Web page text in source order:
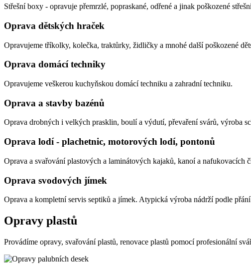
Střešní boxy - opravuje přemrzlé, popraskané, odřené a jinak poškozené
Oprava dětských hraček
Opravujeme tříkolky, kolečka, traktůrky, židličky a mnohé další poškozené
Oprava domácí techniky
Opravujeme veškerou kuchyňskou domácí techniku a zahradní techniku.
Oprava a stavby bazénů
Oprava drobných i velkých prasklin, boulí a výdutí, převaření svárů, výroba
Oprava lodí - plachetnic, motorových lodí, pontonů
Oprava a svařování plastových a laminátových kajaků, kanoí a nafukovacích
Oprava svodových jímek
Oprava a kompletní servis septiků a jímek. Atypická výroba nádrží podle
Opravy plastů
Provádíme opravy, svařování plastů, renovace plastů pomocí profesionální